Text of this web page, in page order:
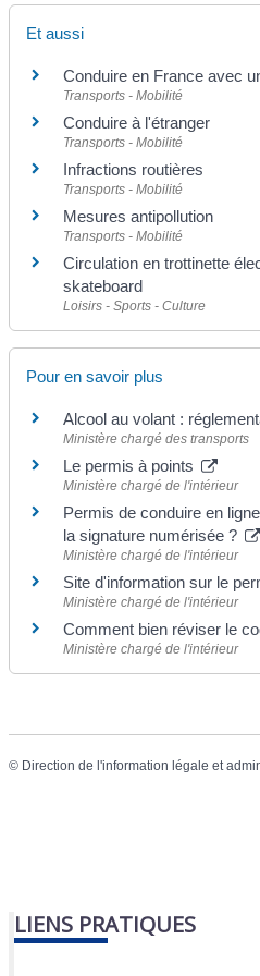
Et aussi
Conduire en France avec
Transports - Mobilité
Conduire à l'étranger
Transports - Mobilité
Infractions routières
Transports - Mobilité
Mesures antipollution
Transports - Mobilité
Circulation en trottinette
skateboard
Loisirs - Sports - Culture
Pour en savoir plus
Alcool au volant :
Ministère chargé des transports
Le permis à points
Ministère chargé de l'intérieur
Permis de conduire en
la signature numérisée ?
Ministère chargé de l'intérieur
Site d'information sur le
Ministère chargé de l'intérieur
Comment bien réviser le
Ministère chargé de l'intérieur
© Direction de l'information légale et
LIENS PRATIQUES